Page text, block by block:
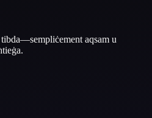
aqsam u